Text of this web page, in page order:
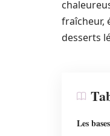
fraîcheur,
desserts
Les